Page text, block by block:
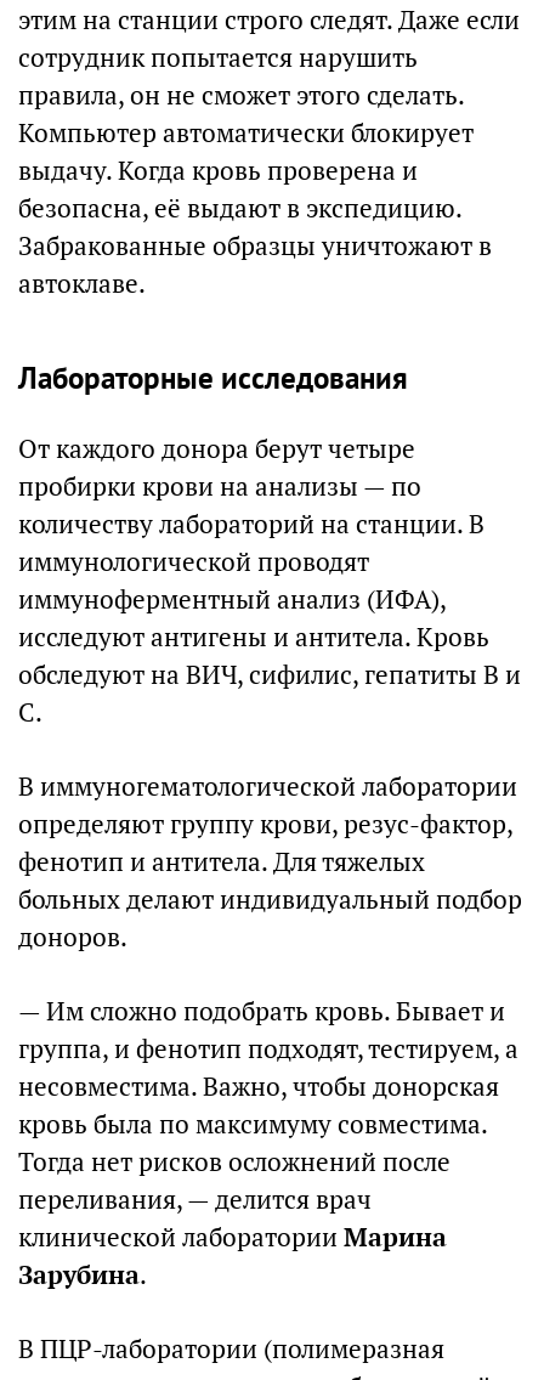
этим на станции строго следят. Даже если
сотрудник попытается нарушить
правила, он не сможет этого сделать.
Компьютер автоматически блокирует
выдачу. Когда кровь проверена и
безопасна, её выдают в экспедицию.
Забракованные образцы уничтожают в
автоклаве.
Лабораторные исследования
От каждого донора берут четыре
пробирки крови на анализы — по
количеству лабораторий на станции. В
иммунологической проводят
иммуноферментный анализ (ИФА),
исследуют антигены и антитела. Кровь
обследуют на ВИЧ, сифилис, гепатиты В и
С.
В иммуногематологической лаборатории
определяют группу крови, резус-фактор,
фенотип и антитела. Для тяжелых
больных делают индивидуальный подбор
доноров.
— Им сложно подобрать кровь. Бывает и
группа, и фенотип подходят, тестируем, а
несовместима. Важно, чтобы донорская
кровь была по максимуму совместима.
Тогда нет рисков осложнений после
переливания, — делится врач
клинической лаборатории Марина
Зарубина.
В ПЦР-лаборатории (полимеразная